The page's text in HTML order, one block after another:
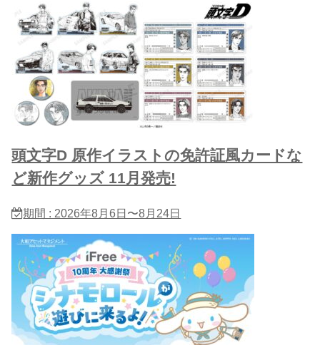
頭文字D 原作イラストの免許証風カードな
ど新作グッズ 11月発売!
期間 : 2026年8月6日〜8月24日